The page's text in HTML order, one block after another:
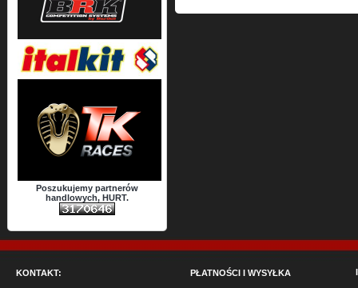
Poszukujemy partnerów
handlowych, HURT.
KONTAKT: PŁATNOŚCI I WYSYŁKA